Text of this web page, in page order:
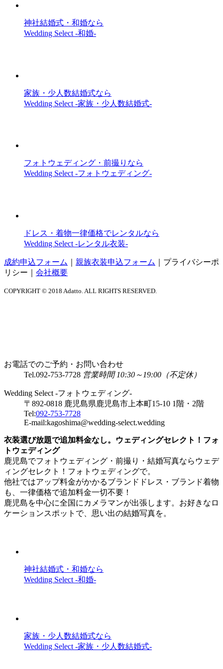
神社結婚式・和婚なら
Wedding Select -和婚-
家族・少人数結婚式なら
Wedding Select -家族・少人数結婚式-
フォトウェディング・前撮りなら
Wedding Select -フォトウェディング-
ドレス・着物一律価格でレンタルなら
Wedding Select -レンタル衣装-
成約申込フォーム 親族衣装申込フォーム
プライバシーポ
リシー
会社概要
COPYRIGHT © 2018 Adatto. ALL RIGHTS RESERVED.
お電話でのご予約・お問い合わせ
Tel.092-753-7728 営業時間 10:30～19:00（不定休）
Wedding Select -フォトウェディング-
〒892-0818 鹿児島県鹿児島市上本町15-10 1階・2階
Tel:092-753-7728
E-mail:kagoshima@wedding-select.wedding
衣装選び放題で追加料金なし。ウェディングセレクト！フォ
トウェディング
鹿児島でフォトウェディング・前撮り・結婚写真ならウェデ
ィングセレクト！フォトウェディングで。
他社ではアップ料金がかかるブランドドレス・ブランド着物
も、一律価格で追加料金一切不要！
鹿児島を中心に全国にカメラマンが出張します。お好きなロ
ケーションスポットで、思い出の結婚写真を。
神社結婚式・和婚なら
Wedding Select -和婚-
家族・少人数結婚式なら
Wedding Select -家族・少人数結婚式-